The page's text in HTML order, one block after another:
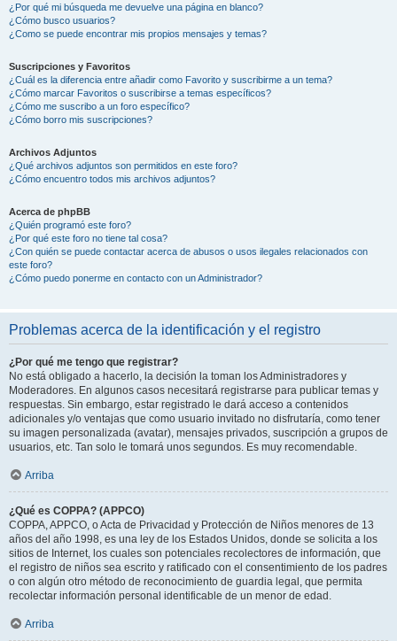
¿Por qué mi búsqueda me devuelve una página en blanco?
¿Cómo busco usuarios?
¿Como se puede encontrar mis propios mensajes y temas?
Suscripciones y Favoritos
¿Cuál es la diferencia entre añadir como Favorito y suscribirme a un tema?
¿Cómo marcar Favoritos o suscribirse a temas específicos?
¿Cómo me suscribo a un foro específico?
¿Cómo borro mis suscripciones?
Archivos Adjuntos
¿Qué archivos adjuntos son permitidos en este foro?
¿Cómo encuentro todos mis archivos adjuntos?
Acerca de phpBB
¿Quién programó este foro?
¿Por qué este foro no tiene tal cosa?
¿Con quién se puede contactar acerca de abusos o usos ilegales relacionados con
este foro?
¿Cómo puedo ponerme en contacto con un Administrador?
Problemas acerca de la identificación y el registro
¿Por qué me tengo que registrar?
No está obligado a hacerlo, la decisión la toman los Administradores y
Moderadores. En algunos casos necesitará registrarse para publicar temas y
respuestas. Sin embargo, estar registrado le dará acceso a contenidos
adicionales y/o ventajas que como usuario invitado no disfrutaría, como tener
su imagen personalizada (avatar), mensajes privados, suscripción a grupos de
usuarios, etc. Tan solo le tomará unos segundos. Es muy recomendable.
Arriba
¿Qué es COPPA? (APPCO)
COPPA, APPCO, o Acta de Privacidad y Protección de Niños menores de 13
años del año 1998, es una ley de los Estados Unidos, donde se solicita a los
sitios de Internet, los cuales son potenciales recolectores de información, que
el registro de niños sea escrito y ratificado con el consentimiento de los padres
o con algún otro método de reconocimiento de guardia legal, que permita
recolectar información personal identificable de un menor de edad.
Arriba